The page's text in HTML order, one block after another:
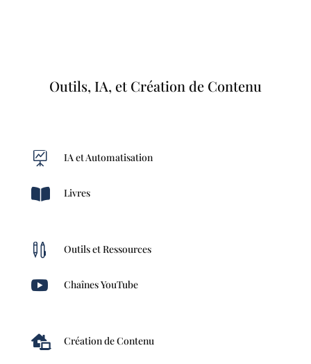
Outils, IA, et Création de Contenu
 IA et Automatisation
 Livres
 Outils et Ressources
 Chaînes YouTube
 Création de Contenu